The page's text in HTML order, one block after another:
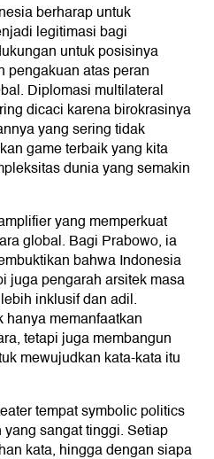
berharap untuk
legitimasi bagi
untuk posisinya
pengakuan atas peran
Diplomasi multilateral
dicaci karena birokrasinya
yang sering tidak
game terbaik yang kita
dunia yang semakin
yang memperkuat
global. Bagi Prabowo, ia
bahwa Indonesia
juga pengarah arsitek masa
inklusif dan adil.
memanfaatkan
tetapi juga membangun
mewujudkan kata-kata itu
tempat symbolic politics
sangat tinggi. Setiap
kata, hingga dengan siapa